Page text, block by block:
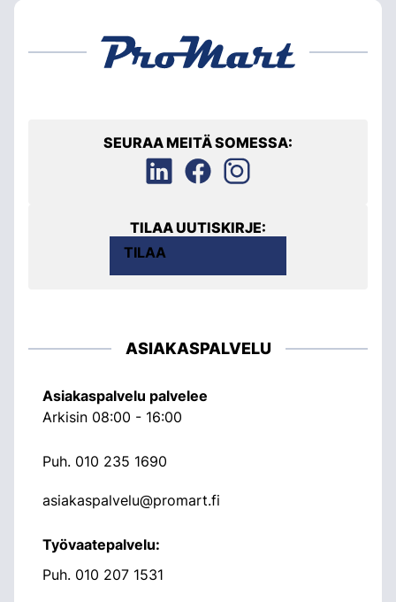
SEURAA MEITÄ SOMESSA:
TILAA UUTISKIRJE:
TILAA
ASIAKASPALVELU
Asiakaspalvelu palvelee
Arkisin 08:00 - 16:00
Puh. 010 235 1690
asiakaspalvelu@promart.fi
Työvaatepalvelu:
Puh. 010 207 1531